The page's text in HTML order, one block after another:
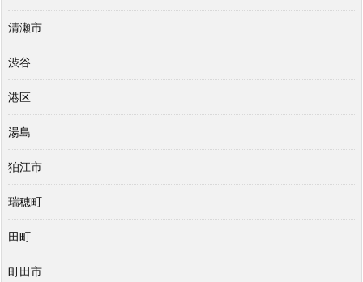
清瀬市
渋谷
港区
湯島
狛江市
瑞穂町
田町
町田市